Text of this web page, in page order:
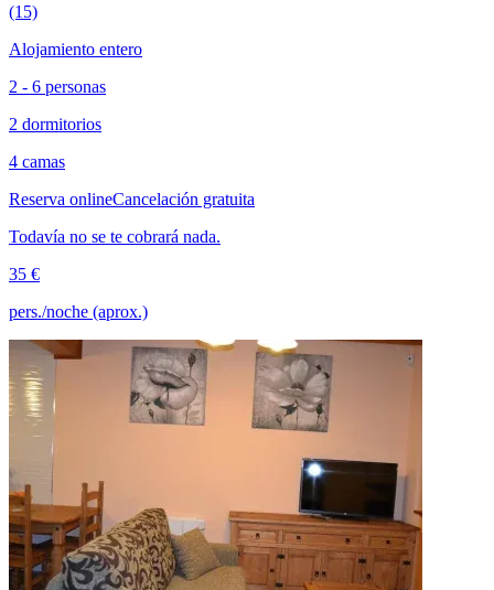
(15)
Alojamiento entero
2 - 6 personas
2 dormitorios
4 camas
Reserva onlineCancelación gratuita
Todavía no se te cobrará nada.
35 €
pers./noche (aprox.)